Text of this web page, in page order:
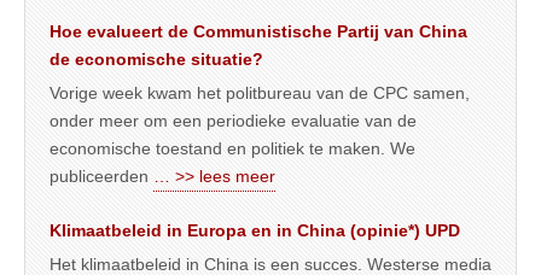
Hoe evalueert de Communistische Partij van China
de economische situatie?
Vorige week kwam het politbureau van de CPC samen,
onder meer om een periodieke evaluatie van de
economische toestand en politiek te maken. We
publiceerden
… >> lees meer
Klimaatbeleid in Europa en in China (opinie*) UPD
Het klimaatbeleid in China is een succes. Westerse media